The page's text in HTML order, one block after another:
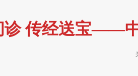
诊 传经送宝——